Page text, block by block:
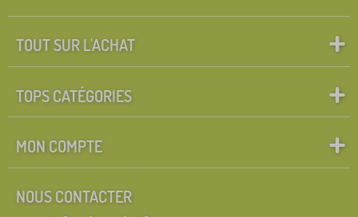
TOUT SUR L'ACHAT
TOPS CATÉGORIES
MON COMPTE
NOUS CONTACTER